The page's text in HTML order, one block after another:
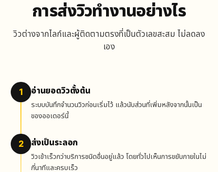
การส่งวิวทำงานอย่างไร
วิวต่างจากไลก์และผู้ติดตามตรงที่เป็นตัวเลขสะสม ไม่ลดลง
เอง
1 อ่านยอดวิวตั้งต้น
ระบบบันทึกจำนวนวิวก่อนเริ่มไว้ แล้วนับส่วนที่เพิ่มหลังจากนั้นเป็น
ของออเดอร์นี้
2 ส่งเป็นระลอก
วิวเข้าเร็วกว่าบริการชนิดอื่นอยู่แล้ว โดยทั่วไปเห็นการขยับภายในไม่
กี่นาทีและครบเร็ว